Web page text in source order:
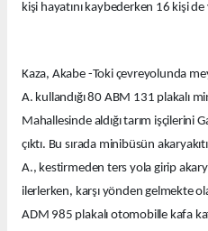
kişi hayatını kaybederken 16 kişi de
Kaza, Akabe -Toki çevreyolunda
A. kullandığı 80 ABM 131 plakalı
Mahallesinde aldığı tarım işçilerini
çıktı. Bu sırada minibüsün
A., kestirmeden ters yola girip
ilerlerken, karşı yönden gelmekte
ADM 985 plakalı otomobille kafa